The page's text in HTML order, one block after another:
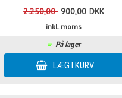
2.250,00 900,00 DKK
inkl. moms
På lager